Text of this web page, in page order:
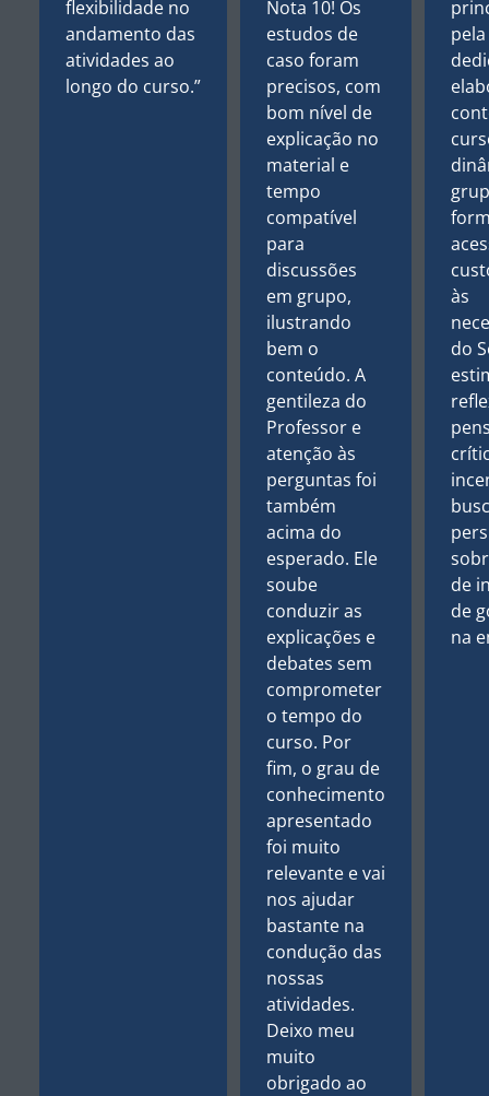
flexibilidade no
andamento das
atividades ao
longo do curso.”
Nota 10! Os
estudos de
caso foram
precisos, com
bom nível de
explicação no
material e
tempo
compatível
para
discussões
em grupo,
ilustrando
bem o
conteúdo. A
gentileza do
Professor e
atenção às
perguntas foi
também
acima do
esperado. Ele
soube
conduzir as
explicações e
debates sem
comprometer
o tempo do
curso. Por
fim, o grau de
conhecimento
apresentado
foi muito
relevante e vai
nos ajudar
bastante na
condução das
nossas
atividades.
Deixo meu
muito
obrigado ao
às
do
de
de
na